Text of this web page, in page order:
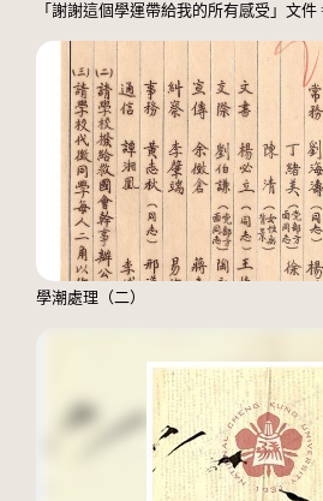
「謝謝這個學運帶給我的所有感受」文件
學潮處理（二）